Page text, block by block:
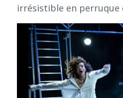
irrésistible en perruque